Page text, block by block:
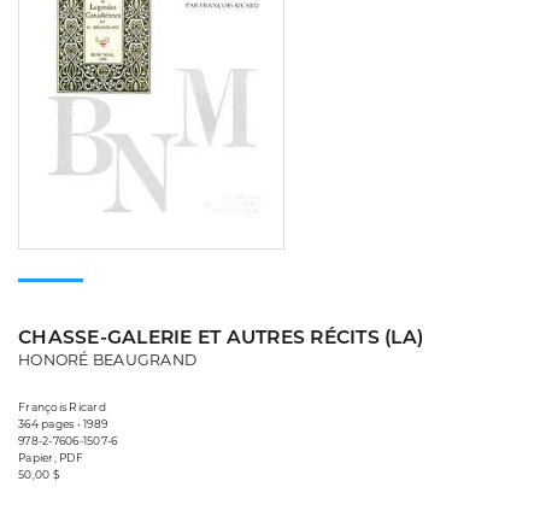
CHASSE-GALERIE ET AUTRES RÉCITS (LA)
HONORÉ BEAUGRAND
François Ricard
364 pages • 1989
978-2-7606-1507-6
Papier, PDF
50,00 $